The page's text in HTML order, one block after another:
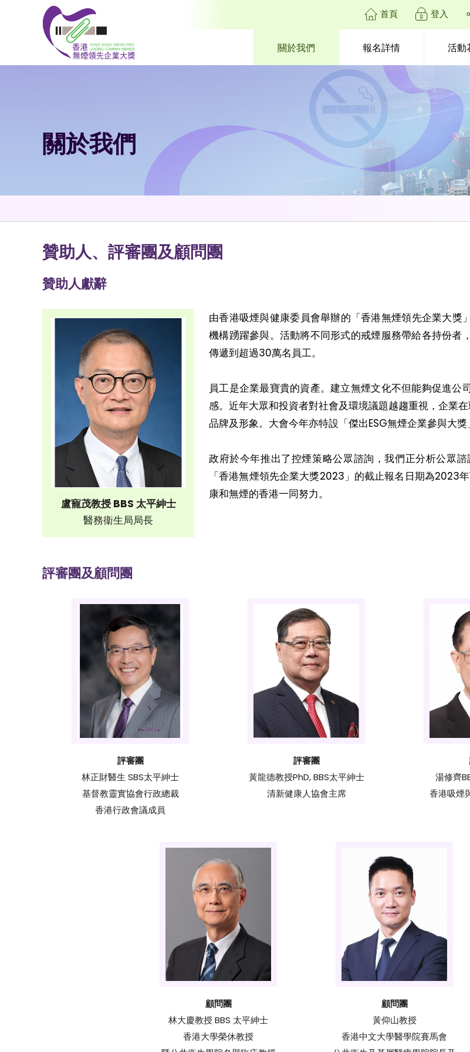
首頁 登入
關於我們 報名詳情 活動
關於我們
贊助人、評審團及顧問團
贊助人獻辭
盧寵茂教授 BBS 太平紳士
醫務衞生局局長
由香港吸煙與健康委員會舉辦的「香港無煙領先企業大獎
機構踴躍參與。活動將不同形式的戒煙服務帶給各持份
傳遞到超過30萬名員工。
員工是企業最寶貴的資產。建立無煙文化不但能夠促進
感。近年大眾和投資者對社會及環境議題越趨重視，企業
品牌及形象。大會今年亦特設「傑出ESG無煙企業參與大
政府於今年推出了控煙策略公眾諮詢，我們正分析公眾
「香港無煙領先企業大獎2023」的截止報名日期為2023
康和無煙的香港一同努力。
評審團及顧問團
評審團
林正財醫生 SBS太平紳士
基督教靈實協會行政總裁
香港行政會議成員
評審團
黃龍德教授PhD, BBS太平紳士
清新健康人協會主席
湯修齊
香港吸煙
顧問團
林大慶教授 BBS 太平紳士
香港大學榮休教授
顧問團
黃仰山教授
香港中文大學醫學院賽馬會